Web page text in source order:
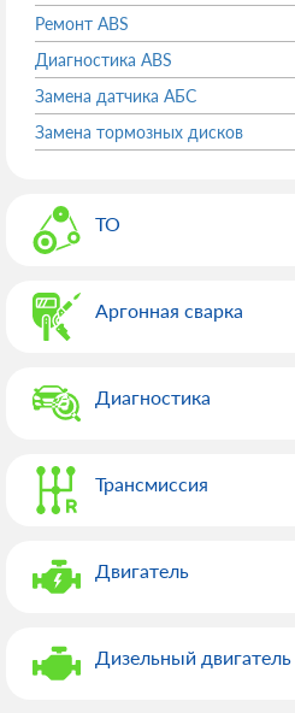
Ремонт ABS
Диагностика ABS
Замена датчика АБС
Замена тормозных дисков
ТО
Аргонная сварка
Диагностика
Трансмиссия
Двигатель
Дизельный двигатель